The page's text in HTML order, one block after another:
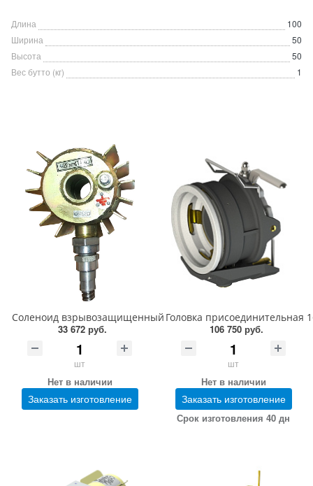
Длина
100
Ширина
50
Высота
50
Вес бутто (кг)
1
Соленоид взрывозащищенный СВ-2 3Ш5.125.004-01
33 672 руб.
шт
Нет в наличии
Заказать изготовление
Головка присоединительная
106 750 руб.
шт
Нет в наличии
Заказать изготовление
Срок изготовления 40 дн